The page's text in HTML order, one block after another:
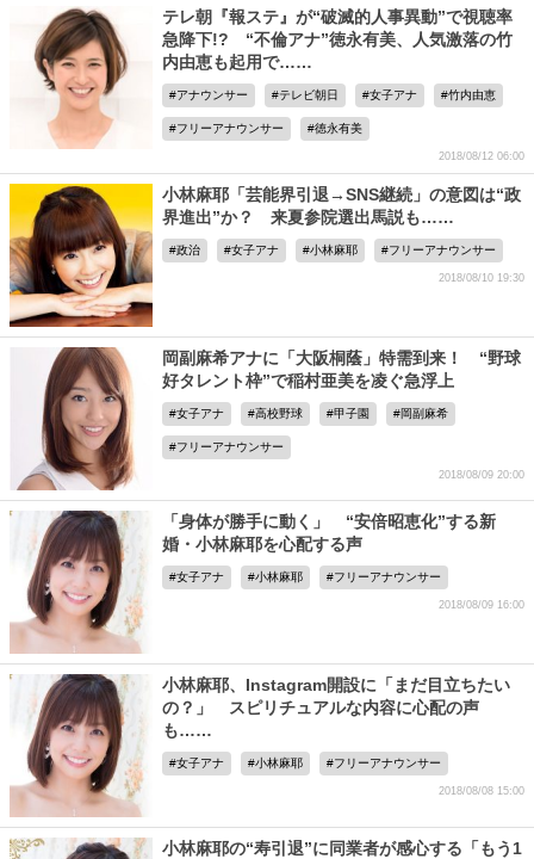
テレ朝『報ステ』が“破滅的人事異動”で視聴率
急降下!? “不倫アナ”徳永有美、人気激落の竹
内由恵も起用で……
アナウンサー テレビ朝日 女子アナ 竹内由恵
フリーアナウンサー 徳永有美
2018/08/12 06:00
小林麻耶「芸能界引退→SNS継続」の意図は“政
界進出”か？ 来夏参院選出馬説も……
政治 女子アナ 小林麻耶 フリーアナウンサー
2018/08/10 19:30
岡副麻希アナに「大阪桐蔭」特需到来！ “野球
好タレント枠”で稲村亜美を凌ぐ急浮上
女子アナ 高校野球 甲子園 岡副麻希
フリーアナウンサー
2018/08/09 20:00
「身体が勝手に動く」 “安倍昭恵化”する新
婚・小林麻耶を心配する声
女子アナ 小林麻耶 フリーアナウンサー
2018/08/09 16:00
小林麻耶、Instagram開設に「まだ目立ちたい
の？」 スピリチュアルな内容に心配の声
も……
女子アナ 小林麻耶 フリーアナウンサー
2018/08/08 15:00
小林麻耶の“寿引退”に同業者が感心する「もう1